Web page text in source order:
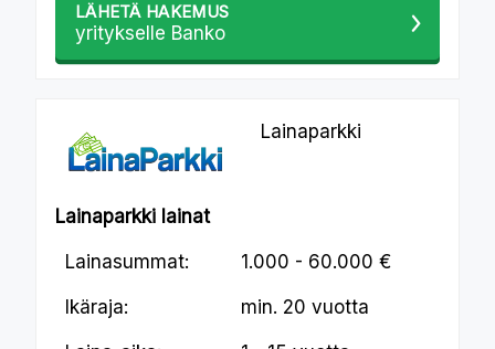
LÄHETÄ HAKEMUS
yritykselle Banko
Lainaparkki
Lainaparkki lainat
Lainasummat: 1.000 - 60.000 €
Ikäraja: min. 20 vuotta